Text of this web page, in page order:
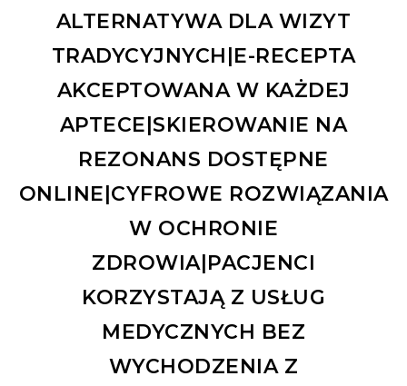
ALTERNATYWA DLA WIZYT
TRADYCYJNYCH|E-RECEPTA
AKCEPTOWANA W KAŻDEJ
APTECE|SKIEROWANIE NA
REZONANS DOSTĘPNE
ONLINE|CYFROWE ROZWIĄZANIA
W OCHRONIE
ZDROWIA|PACJENCI
KORZYSTAJĄ Z USŁUG
MEDYCZNYCH BEZ
WYCHODZENIA Z